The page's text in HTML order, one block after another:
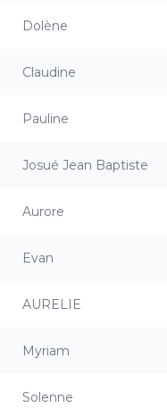
Dolène
Claudine
Pauline
Josué Jean Baptiste
Aurore
Evan
AURELIE
Myriam
Solenne